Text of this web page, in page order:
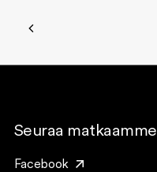
Seuraa matkaamme
Facebook